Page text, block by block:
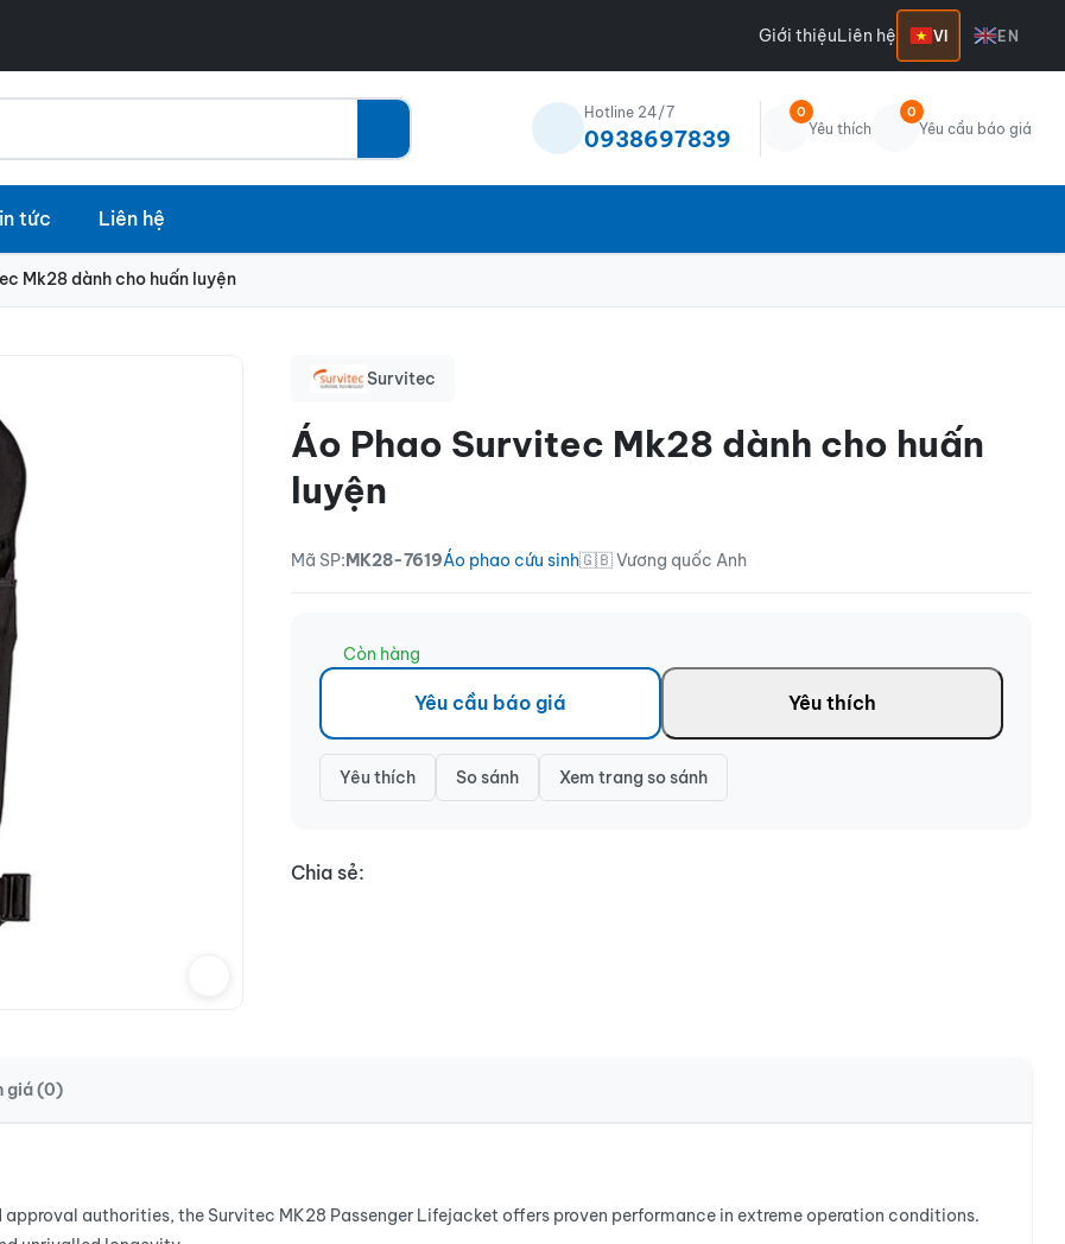
Giới thiệuLiên hệ VI EN
Hotline 24/7
0938697839
0
Yêu thích
0
Yêu cầu báo giá
tức Liên hệ
Mk28 dành cho huấn luyện
Survitec
Áo Phao Survitec Mk28 dành cho huấn
luyện
Mã SP:MK28-7619Áo phao cứu sinh🇬🇧 Vương quốc Anh
Còn hàng
Yêu cầu báo giá Yêu thích
Yêu thích So sánh Xem trang so sánh
Chia sẻ:
giá (0)
authorities, the Survitec MK28 Passenger Lifejacket offers proven performance in extreme operation conditions.